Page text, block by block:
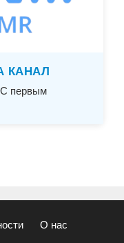
КАНАЛ
первым
О нас